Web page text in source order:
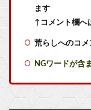
ダークゴシックな
【衝撃】カーミラ
ます
↑コメント欄へ
荒らしへのコ
NGワードが含